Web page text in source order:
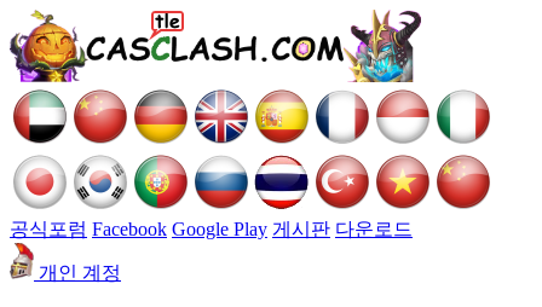
공식포럼 Facebook Google Play 게시판 다운로드
개인 계정